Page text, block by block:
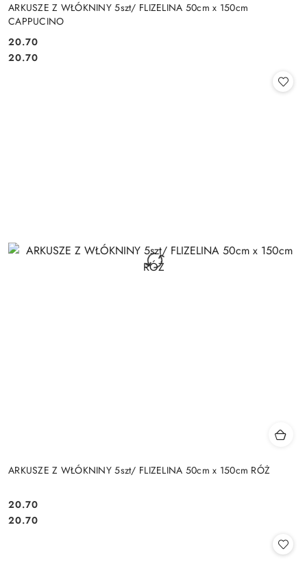
ARKUSZE Z WŁÓKNINY 5szt/ FLIZELINA 50cm x 150cm
CAPPUCINO
Cena:
20.70
Cena:
20.70
ARKUSZE Z WŁÓKNINY 5szt/ FLIZELINA 50cm x 150cm RÓŻ
Cena:
20.70
Cena:
20.70